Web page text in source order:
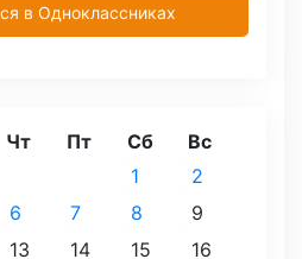
в Одноклассниках
Чт Пт Сб Вс
1
2
6 7 8
9
13 14 15
16